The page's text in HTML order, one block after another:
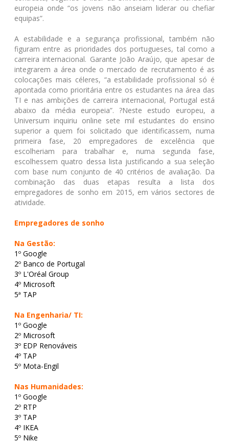
europeia onde “os jovens não anseiam liderar ou chefiar
equipas”.
A estabilidade e a segurança profissional, também não
figuram entre as prioridades dos portugueses, tal como a
carreira internacional. Garante João Araújo, que apesar de
integrarem a área onde o mercado de recrutamento é as
colocações mais céleres, “a estabilidade profissional só é
apontada como prioritária entre os estudantes na área das
TI e nas ambições de carreira internacional, Portugal está
abaixo da média europeia”. ?Neste estudo europeu, a
Universum inquiriu online sete mil estudantes do ensino
superior a quem foi solicitado que identificassem, numa
primeira fase, 20 empregadores de excelência que
escolheriam para trabalhar e, numa segunda fase,
escolhessem quatro dessa lista justificando a sua seleção
com base num conjunto de 40 critérios de avaliação. Da
combinação das duas etapas resulta a lista dos
empregadores de sonho em 2015, em vários sectores de
atividade.
Empregadores de sonho
Na Gestão:
1º Google
2º Banco de Portugal
3º L'Oréal Group
4º Microsoft
5ª TAP
Na Engenharia/ TI:
1º Google
2º Microsoft
3º EDP Renováveis
4º TAP
5º Mota-Engil
Nas Humanidades:
1º Google
2º RTP
3º TAP
4º IKEA
5º Nike